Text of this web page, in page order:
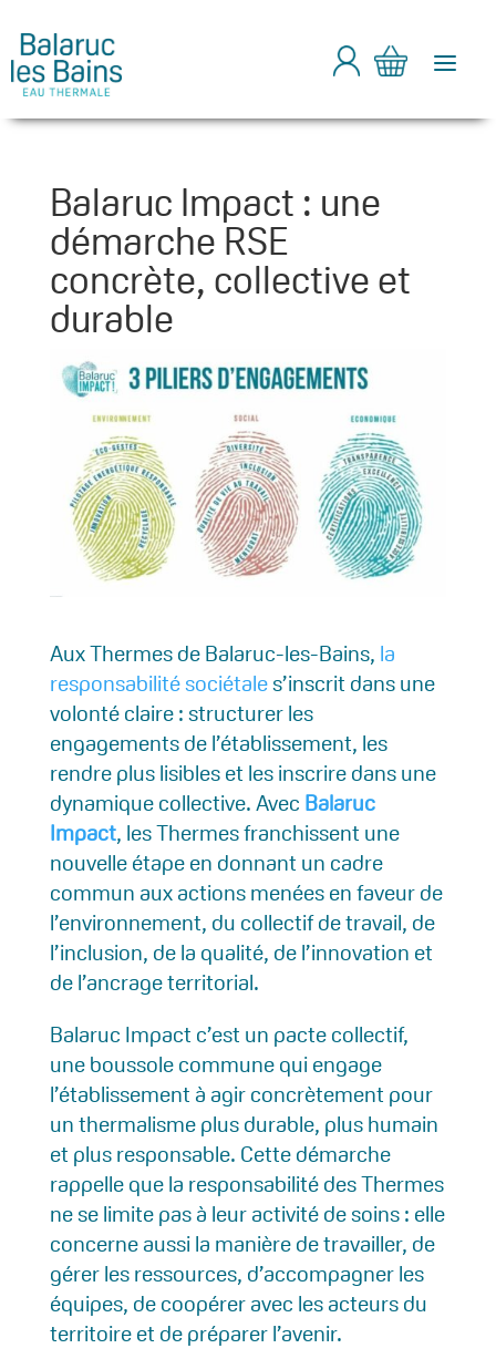
a
Balaruc Impact : une
démarche RSE
concrète, collective et
durable
Aux Thermes de Balaruc-les-Bains, la
responsabilité sociétales’inscrit dans une
volonté claire : structurer les
engagements de l’établissement, les
rendre plus lisibles et les inscrire dans une
dynamique collective. Avec Balaruc
Impact, les Thermes franchissent une
nouvelle étape en donnant un cadre
commun aux actions menées en faveur de
l’environnement, du collectif de travail, de
l’inclusion, de la qualité, de l’innovation et
de l’ancrage territorial.
Balaruc Impact c’est un pacte collectif,
une boussole commune qui engage
l’établissement à agir concrètement pour
un thermalisme plus durable, plus humain
et plus responsable. Cette démarche
rappelle que la responsabilité des Thermes
ne se limite pas à leur activité de soins : elle
concerne aussi la manière de travailler, de
gérer les ressources, d’accompagner les
équipes, de coopérer avec les acteurs du
territoire et de préparer l’avenir.